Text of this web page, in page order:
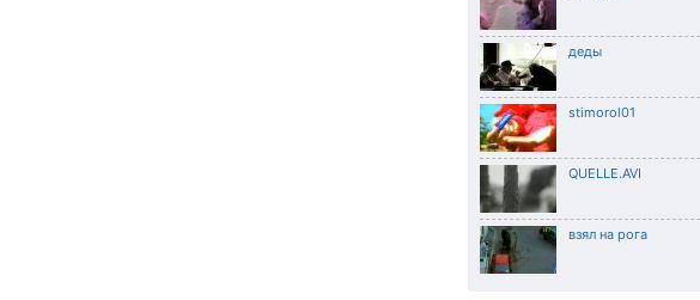
деды
stimorol01
QUELLE.AVI
взял на рога